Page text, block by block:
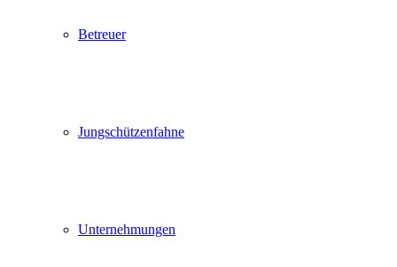
Betreuer
Jungschützenfahne
Unternehmungen